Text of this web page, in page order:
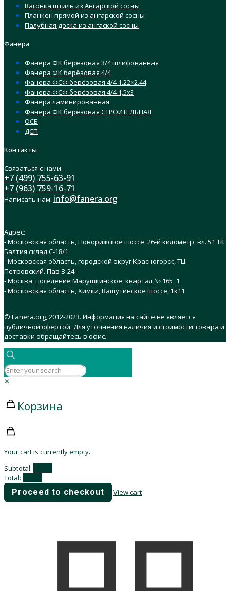
Вагонка штиль из Ангарской сосны
Планкен прямой из ангарской сосны
Палубная доска из ангаской сосны
Фанера
Фанера ФК берёзовая 3/4 шлифованная
Фанера ФК берёзовая 4/4
Фанера ФСФ берёзовая 4/4 1.22×2.44
Фанера ФСФ берёзовая 4/4 1,5х3
Фанера ламинированная
Фанера ФК берёзовая СТРОИТЕЛЬНАЯ
ОСБ
ДСП
Контакты
Связаться с нами:
+7 (499) 755-63-91
+7 (963) 759-16-71
Написать нам: info@fanera.org
Адрес:
- Московская область, Новорижское шоссе, 26-й километр, вл. 51 ТК
Балтия склад C-18/1
- Московская область, городской округ Красногорск, ТЦ
Петровский. Пав З-24.
- Москва, поселение Марушкинское, квартал № 165, 1
- Московская область, Химки, Вашутинское шоссе, 1к11
© Fanera.org, 2012-2023. Информация на сайте не является
публичной офертой. Для уточнения наличия и стоимости товара и
доставки обращайтесь в офис.
✕
Корзина
Your cart is currently empty.
Subtotal:
Total:
Proceed to checkout View cart